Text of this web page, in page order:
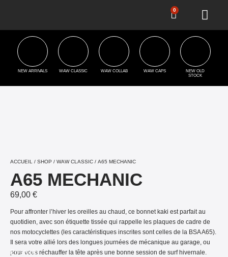
0
NEW ARRIVALS WAW CLASSIC WAW COLLAB WAW CAPS
NEW OLD
STOCK
ACCUEIL / SHOP / WAW CLASSIC / A65 MECHANIC
A65 MECHANIC
69,00 €
Pour affronter l’hiver les oreilles au chaud, ce bonnet kaki est parfait au
quotidien, avec son étiquette tissée qui rappelle les plaques de cadre de
nos motocyclettes (les caractéristiques inscrites sont celles de la BSA A65).
Il sera votre allié lors des longues journées de mécanique au garage, ou
pour vous réchauffer la tête après une bonne session de surf hivernale.
En stock